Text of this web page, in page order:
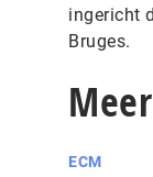
ingericht
Bruges.
ECM